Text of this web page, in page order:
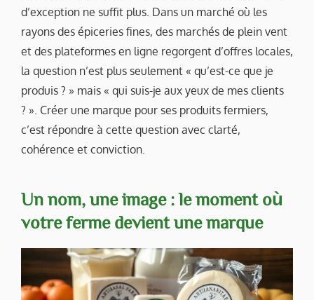
d’exception ne suffit plus. Dans un marché où les
rayons des épiceries fines, des marchés de plein vent
et des plateformes en ligne regorgent d’offres locales,
la question n’est plus seulement « qu’est-ce que je
produis ? » mais « qui suis-je aux yeux de mes clients
? ». Créer une marque pour ses produits fermiers,
c’est répondre à cette question avec clarté,
cohérence et conviction.
Un nom, une image : le moment où
votre ferme devient une marque